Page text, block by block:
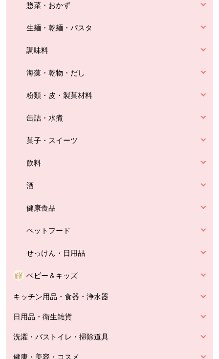
惣菜・おかず
生麺・乾麺・パスタ
調味料
海藻・乾物・だし
粉類・皮・製菓材料
缶詰・水煮
菓子・スイーツ
飲料
酒
健康食品
ペットフード
せっけん・日用品
ベビー＆キッズ
キッチン用品・食器・浄水器
日用品・衛生雑貨
洗濯・バストイレ・掃除道具
健康・美容・コスメ